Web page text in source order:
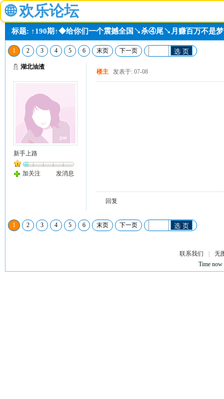
🌐 欢乐论坛
标题: ↑190期↑◆给你们一个震撼全国↘杀④尾↘月赚百万不是
1 2 3 4 5 6 末页 下一页 选 页
湖北油渣
新手上路
加关注 发消息
楼主 发表于: 07-08
回复
1 2 3 4 5 6 末页 下一页 选 页
联系我们
无
Time now